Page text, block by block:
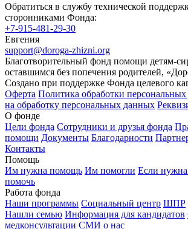
Обратиться в службу технической
сторонниками Фонда:
+7-915-481-29-30
Евгения
support@doroga-zhizni.org
Благотворительный фонд помощи детям-
оставшимся без попечения родителей,
Создано при поддержке Фонда целевого
Оферта Политика обработки
на обработку персональных данных
О фонде
Цели фонда Сотрудники и друзья фонда
помощи Документы Благодарности
Контакты
Помощь
Им нужна помощь Им помогли Если
помочь
Работа фонда
Наши программы Социальный центр ШПР
Нашли семью Информация для кандидатов
медконсультации СМИ о нас